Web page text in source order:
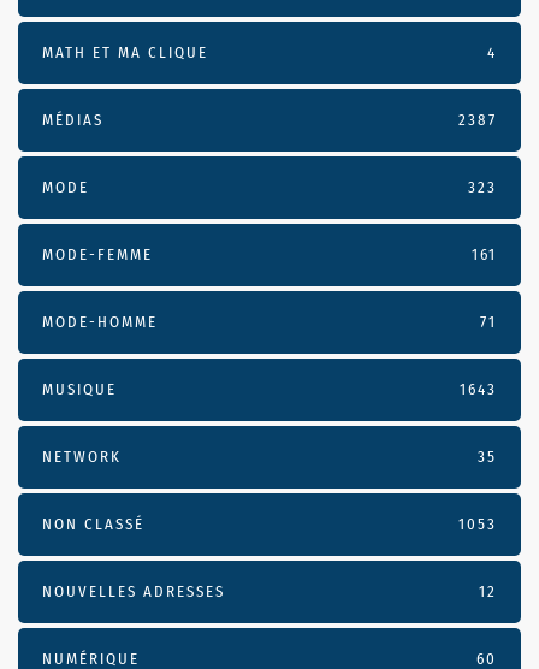
MATH ET MA CLIQUE 4
MÉDIAS 2387
MODE 323
MODE-FEMME 161
MODE-HOMME 71
MUSIQUE 1643
NETWORK 35
NON CLASSÉ 1053
NOUVELLES ADRESSES 12
NUMÉRIQUE 60